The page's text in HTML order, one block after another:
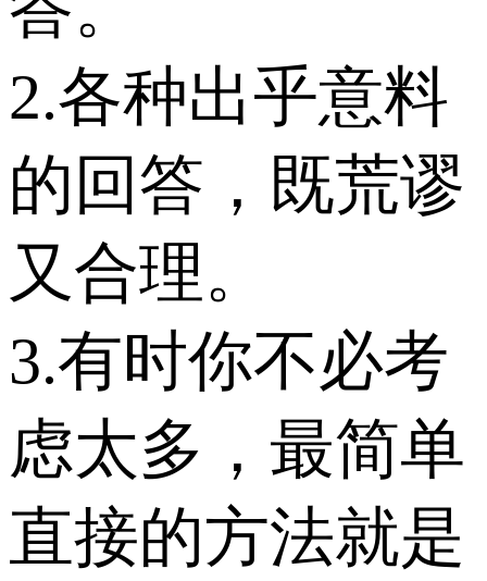
2.各种出乎意料
的回答，既荒谬
又合理。
3.有时你不必考
虑太多，最简单
直接的方法就是